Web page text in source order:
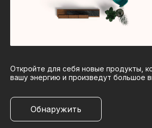
Откройте для себя новые продукты,
вашу энергию и произведут большое
Обнаружить